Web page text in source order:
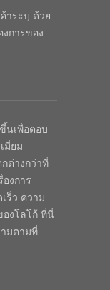
าระบุ ด้วย
งการของ
นเพื่อตอบ
มี่ยม
ต่างกว่าที่
องการ
ร็ว ความ
งโลโก้ ที่นี่
มตามที่